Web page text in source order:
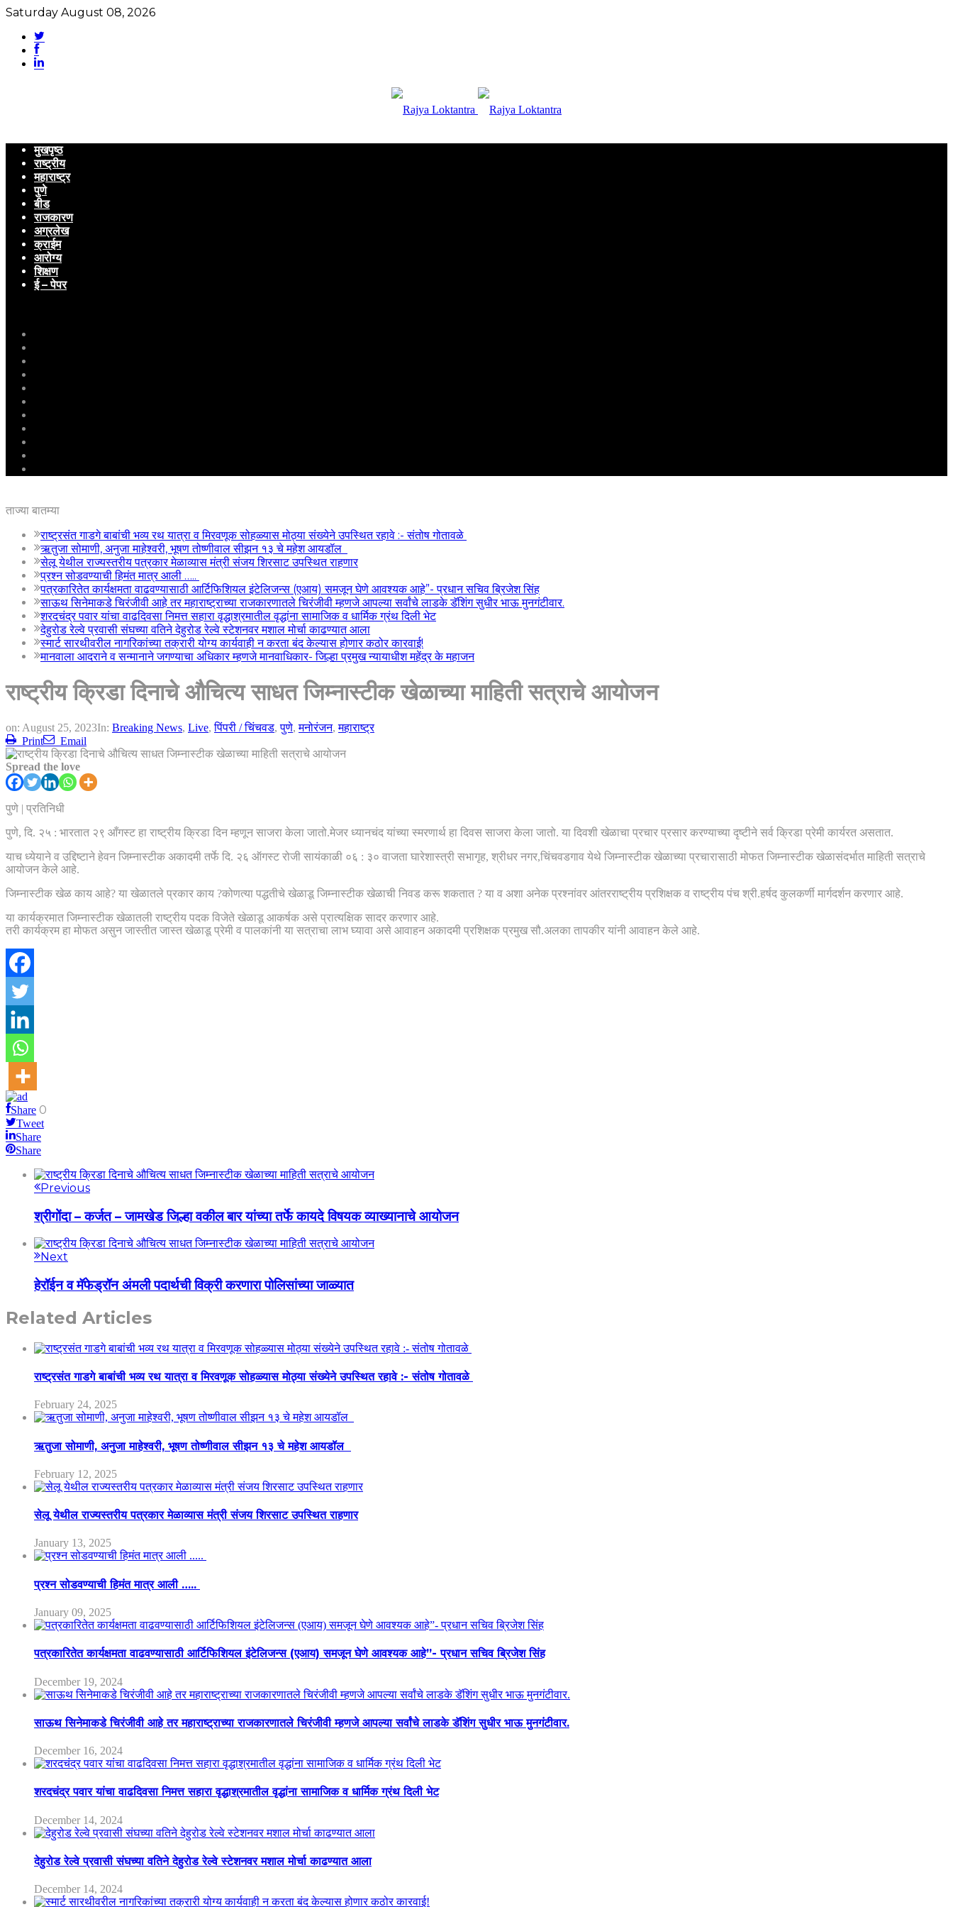
Saturday August 08, 2026
मुखपृष्ठ
राष्ट्रीय
महाराष्ट्र
पुणे
बीड
राजकारण
अग्रलेख
क्राईम
आरोग्य
शिक्षण
ई – पेपर
ताज्या बातम्या
राष्ट्रसंत गाडगे बाबांची भव्य रथ यात्रा व मिरवणूक सोहळ्यास मोठ्या संख्येने उपस्थित रहावे :- संतोष गोतावळे
ऋतुजा सोमाणी, अनुजा माहेश्वरी, भूषण तोष्णीवाल सीझन १३ चे महेश आयडॉल
सेलू येथील राज्यस्तरीय पत्रकार मेळाव्यास मंत्री संजय शिरसाट उपस्थित राहणार
प्रश्न सोडवण्याची हिमंत मात्र आली …..
पत्रकारितेत कार्यक्षमता वाढवण्यासाठी आर्टिफिशियल इंटेलिजन्स (एआय) समजून घेणे आवश्यक आहे”- प्रधान सचिव ब्रिजेश सिंह
साऊथ सिनेमाकडे चिरंजीवी आहे तर महाराष्ट्राच्या राजकारणातले चिरंजीवी म्हणजे आपल्या सर्वांचे लाडके डॅशिंग सुधीर भाऊ मुनगंटीवार.
शरदचंद्र पवार यांचा वाढदिवसा निमत्त सहारा वृद्धाश्रमातील वृद्धांना सामाजिक व धार्मिक ग्रंथ दिली भेट
देहुरोड रेल्वे प्रवासी संघच्या वतिने देहुरोड रेल्वे स्टेशनवर मशाल मोर्चा काढण्यात आला
स्मार्ट सारथीवरील नागरिकांच्या तक्रारी योग्य कार्यवाही न करता बंद केल्यास होणार कठोर कारवाई!
मानवाला आदराने व सन्मानाने जगण्याचा अधिकार म्हणजे मानवाधिकार- जिल्हा प्रमुख न्यायाधीश महेंद्र के महाजन
राष्ट्रीय क्रिडा दिनाचे औचित्य साधत जिम्नास्टीक खेळाच्या माहिती सत्राचे आयोजन
on: August 25, 2023In: Breaking News, Live,पिंपरी / चिंचवड,पुणे,मनोरंजन,महाराष्ट्र
Print
Email
Spread the love
पुणे | प्रतिनिधी
पुणे, दि. २५ : भारतात २९ आँगस्ट हा राष्ट्रीय क्रिडा दिन म्हणून साजरा केला जातो.मेजर ध्यानचंद यांच्या स्मरणार्थ हा दिवस साजरा केला जातो. या दिवशी खेळाचा प्रचार प्रसार करण्याच्या दृष्टीने सर्व क्रिडा प्रेमी कार्यरत असतात.
याच ध्येयाने व उद्दिष्टाने हेवन जिम्नास्टीक अकादमी तर्फे दि. २६ ऑगस्ट रोजी सायंकाळी ०६ : ३० वाजता घारेशास्त्री सभागृह, श्रीधर नगर,चिंचवडगाव येथे जिम्नास्टीक खेळाच्या प्रचारासाठी मोफत जिम्नास्टीक खेळासंदर्भात माहिती सत्राचे
आयोजन केले आहे.
जिम्नास्टीक खेळ काय आहे? या खेळातले प्रकार काय ?कोणत्या पद्धतीचे खेळाडू जिम्नास्टीक खेळाची निवड करू शकतात ? या व अशा अनेक प्रश्नांवर आंतरराष्ट्रीय प्रशिक्षक व राष्ट्रीय पंच श्री.हर्षद कुलकर्णी मार्गदर्शन करणार आहे.
या कार्यक्रमात जिम्नास्टीक खेळातली राष्ट्रीय पदक विजेते खेळाडू आकर्षक असे प्रात्यक्षिक सादर करणार आहे.
तरी कार्यक्रम हा मोफत असुन जास्तीत जास्त खेळाडू प्रेमी व पालकांनी या सत्राचा लाभ घ्यावा असे आवाहन अकादमी प्रशिक्षक प्रमुख सौ.अलका तापकीर यांनी आवाहन केले आहे.
Share 0
Tweet
Share
Share
Previous
श्रीगोंदा – कर्जत – जामखेड जिल्हा वकील बार यांच्या तर्फे कायदे विषयक व्याख्यानाचे आयोजन
Next
हेरॉईन व मॅफेड्रॉन अंमली पदार्थची विक्री करणारा पोलिसांच्या जाळ्यात
Related Articles
राष्ट्रसंत गाडगे बाबांची भव्य रथ यात्रा व मिरवणूक सोहळ्यास मोठ्या संख्येने उपस्थित रहावे :- संतोष गोतावळे
February 24, 2025
ऋतुजा सोमाणी, अनुजा माहेश्वरी, भूषण तोष्णीवाल सीझन १३ चे महेश आयडॉल
February 12, 2025
सेलू येथील राज्यस्तरीय पत्रकार मेळाव्यास मंत्री संजय शिरसाट उपस्थित राहणार
January 13, 2025
प्रश्न सोडवण्याची हिमंत मात्र आली …..
January 09, 2025
पत्रकारितेत कार्यक्षमता वाढवण्यासाठी आर्टिफिशियल इंटेलिजन्स (एआय) समजून घेणे आवश्यक आहे”- प्रधान सचिव ब्रिजेश सिंह
December 19, 2024
साऊथ सिनेमाकडे चिरंजीवी आहे तर महाराष्ट्राच्या राजकारणातले चिरंजीवी म्हणजे आपल्या सर्वांचे लाडके डॅशिंग सुधीर भाऊ मुनगंटीवार.
December 16, 2024
शरदचंद्र पवार यांचा वाढदिवसा निमत्त सहारा वृद्धाश्रमातील वृद्धांना सामाजिक व धार्मिक ग्रंथ दिली भेट
December 14, 2024
देहुरोड रेल्वे प्रवासी संघच्या वतिने देहुरोड रेल्वे स्टेशनवर मशाल मोर्चा काढण्यात आला
December 14, 2024